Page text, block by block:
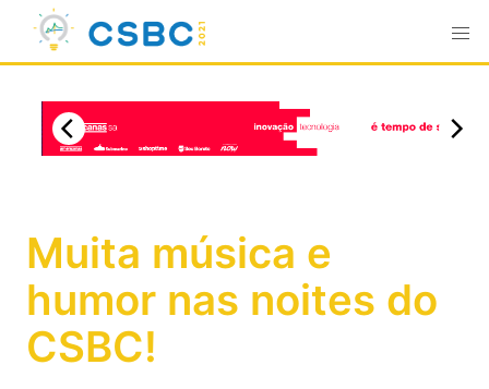
Muita música e
humor nas noites do
CSBC!